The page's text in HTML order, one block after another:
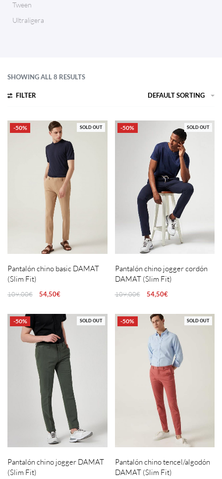
Tween
Ultraligera
SHOWING ALL 8 RESULTS
FILTER DEFAULT SORTING
SOLD OUT
-50%
Pantalón chino basic DAMAT
(Slim Fit)
109,00€ 54,50€
SOLD OUT
-50%
Pantalón chino jogger cordón
DAMAT (Slim Fit)
109,00€ 54,50€
SOLD OUT
-50%
Pantalón chino jogger DAMAT
(Slim Fit)
SOLD OUT
-50%
Pantalón chino tencel/algodón
DAMAT (Slim Fit)